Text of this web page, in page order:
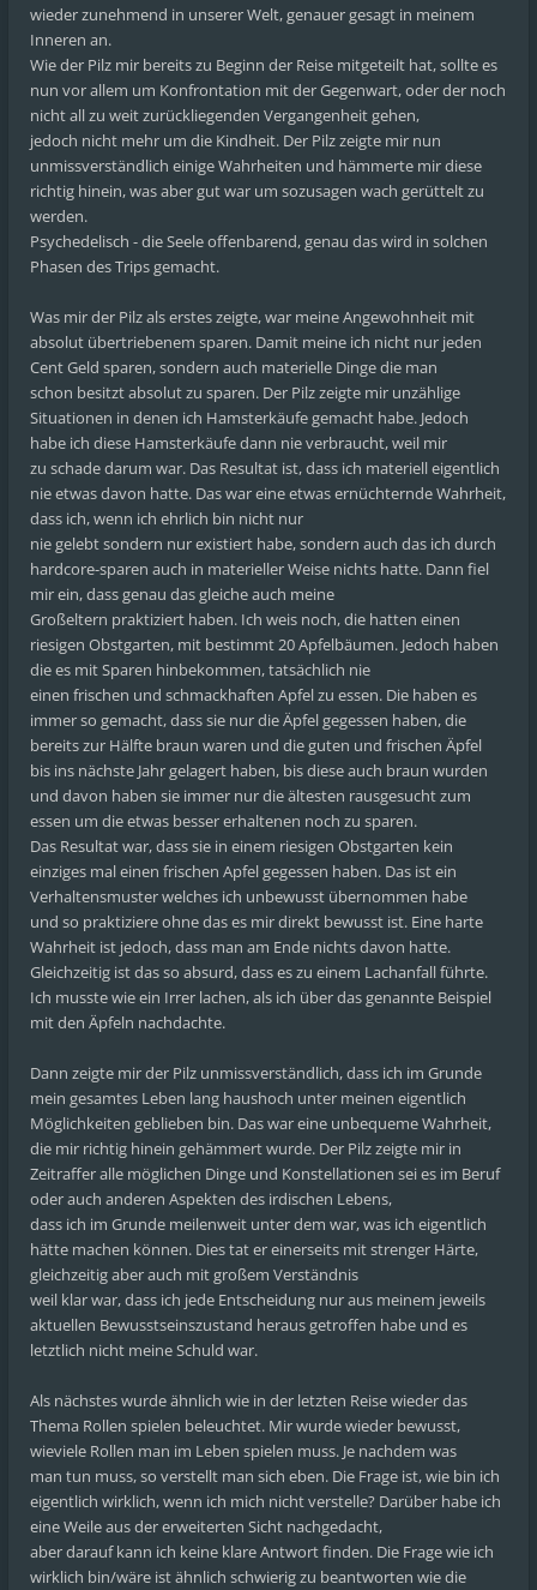
wieder zunehmend in unserer Welt, genauer gesagt in meinem
Inneren an.
Wie der Pilz mir bereits zu Beginn der Reise mitgeteilt hat, sollte es
nun vor allem um Konfrontation mit der Gegenwart, oder der noch
nicht all zu weit zurückliegenden Vergangenheit gehen,
jedoch nicht mehr um die Kindheit. Der Pilz zeigte mir nun
unmissverständlich einige Wahrheiten und hämmerte mir diese
richtig hinein, was aber gut war um sozusagen wach gerüttelt zu
werden.
Psychedelisch - die Seele offenbarend, genau das wird in solchen
Phasen des Trips gemacht.
Was mir der Pilz als erstes zeigte, war meine Angewohnheit mit
absolut übertriebenem sparen. Damit meine ich nicht nur jeden
Cent Geld sparen, sondern auch materielle Dinge die man
schon besitzt absolut zu sparen. Der Pilz zeigte mir unzählige
Situationen in denen ich Hamsterkäufe gemacht habe. Jedoch
habe ich diese Hamsterkäufe dann nie verbraucht, weil mir
zu schade darum war. Das Resultat ist, dass ich materiell eigentlich
nie etwas davon hatte. Das war eine etwas ernüchternde Wahrheit,
dass ich, wenn ich ehrlich bin nicht nur
nie gelebt sondern nur existiert habe, sondern auch das ich durch
hardcore-sparen auch in materieller Weise nichts hatte. Dann fiel
mir ein, dass genau das gleiche auch meine
Großeltern praktiziert haben. Ich weis noch, die hatten einen
riesigen Obstgarten, mit bestimmt 20 Apfelbäumen. Jedoch haben
die es mit Sparen hinbekommen, tatsächlich nie
einen frischen und schmackhaften Apfel zu essen. Die haben es
immer so gemacht, dass sie nur die Äpfel gegessen haben, die
bereits zur Hälfte braun waren und die guten und frischen Äpfel
bis ins nächste Jahr gelagert haben, bis diese auch braun wurden
und davon haben sie immer nur die ältesten rausgesucht zum
essen um die etwas besser erhaltenen noch zu sparen.
Das Resultat war, dass sie in einem riesigen Obstgarten kein
einziges mal einen frischen Apfel gegessen haben. Das ist ein
Verhaltensmuster welches ich unbewusst übernommen habe
und so praktiziere ohne das es mir direkt bewusst ist. Eine harte
Wahrheit ist jedoch, dass man am Ende nichts davon hatte.
Gleichzeitig ist das so absurd, dass es zu einem Lachanfall führte.
Ich musste wie ein Irrer lachen, als ich über das genannte Beispiel
mit den Äpfeln nachdachte.
Dann zeigte mir der Pilz unmissverständlich, dass ich im Grunde
mein gesamtes Leben lang haushoch unter meinen eigentlich
Möglichkeiten geblieben bin. Das war eine unbequeme Wahrheit,
die mir richtig hinein gehämmert wurde. Der Pilz zeigte mir in
Zeitraffer alle möglichen Dinge und Konstellationen sei es im Beruf
oder auch anderen Aspekten des irdischen Lebens,
dass ich im Grunde meilenweit unter dem war, was ich eigentlich
hätte machen können. Dies tat er einerseits mit strenger Härte,
gleichzeitig aber auch mit großem Verständnis
weil klar war, dass ich jede Entscheidung nur aus meinem jeweils
aktuellen Bewusstseinszustand heraus getroffen habe und es
letztlich nicht meine Schuld war.
Als nächstes wurde ähnlich wie in der letzten Reise wieder das
Thema Rollen spielen beleuchtet. Mir wurde wieder bewusst,
wieviele Rollen man im Leben spielen muss. Je nachdem was
man tun muss, so verstellt man sich eben. Die Frage ist, wie bin ich
eigentlich wirklich, wenn ich mich nicht verstelle? Darüber habe ich
eine Weile aus der erweiterten Sicht nachgedacht,
aber darauf kann ich keine klare Antwort finden. Die Frage wie ich
wirklich bin/wäre ist ähnlich schwierig zu beantworten wie die